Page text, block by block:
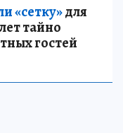
«сетку»для
тайно
гостей